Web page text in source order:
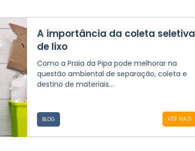
A importância da coleta seletiva
de lixo
Como a Praia da Pipa pode melhorar na
questão ambiental de separação, coleta e
destino de materiais...
VER MAIS
BLOG